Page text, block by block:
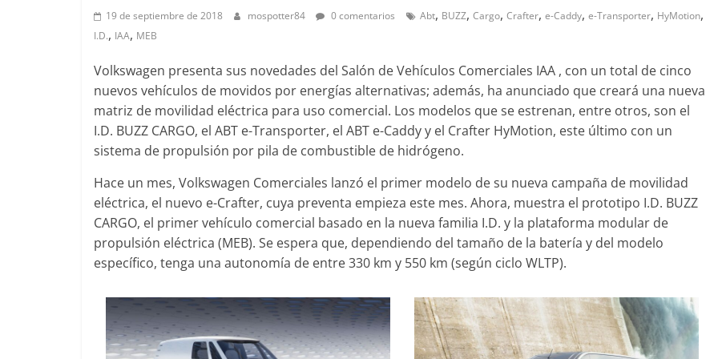
19 de septiembre de 2018 mospotter84 0 comentarios Abt, BUZZ, Cargo, Crafter, e-Caddy, e-Transporter, HyMotion,
I.D., IAA, MEB
Volkswagen presenta sus novedades del Salón de Vehículos Comerciales IAA , con un total de cinco
nuevos vehículos de movidos por energías alternativas; además, ha anunciado que creará una nueva
matriz de movilidad eléctrica para uso comercial. Los modelos que se estrenan, entre otros, son el
I.D. BUZZ CARGO, el ABT e-Transporter, el ABT e-Caddy y el Crafter HyMotion, este último con un
sistema de propulsión por pila de combustible de hidrógeno.
Hace un mes, Volkswagen Comerciales lanzó el primer modelo de su nueva campaña de movilidad
eléctrica, el nuevo e-Crafter, cuya preventa empieza este mes. Ahora, muestra el prototipo I.D. BUZZ
CARGO, el primer vehículo comercial basado en la nueva familia I.D. y la plataforma modular de
propulsión eléctrica (MEB). Se espera que, dependiendo del tamaño de la batería y del modelo
específico, tenga una autonomía de entre 330 km y 550 km (según ciclo WLTP).
BMW Serie 7: lujo desde
28 de junio de 2022 mospotter84 0
Clásicos
20 años del Porsche
Cayenne
10 de junio de 2022 mospotter84 0
Clásicos
50 años del BMW
primer eléctrico del
fabricante bávaro
Seguridad Vídeo
El Mazda CX-5 2022 logra la
máxima nota en las pruebas
de seguridad del IIHS
11 de noviembre de 2021
mospotter84
Seguridad
Llamada a revisión
modelos Toyota y
la bomba de gasolina
2 de julio de 2021 mospotter84